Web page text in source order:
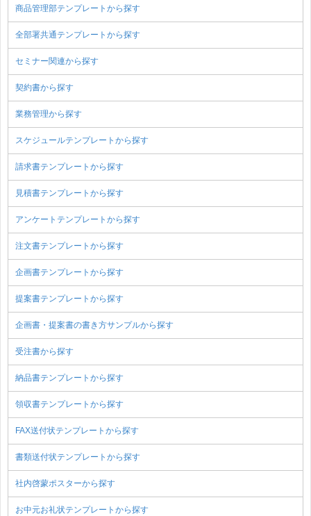
商品管理部テンプレートから探す
全部署共通テンプレートから探す
セミナー関連から探す
契約書から探す
業務管理から探す
スケジュールテンプレートから探す
請求書テンプレートから探す
見積書テンプレートから探す
アンケートテンプレートから探す
注文書テンプレートから探す
企画書テンプレートから探す
提案書テンプレートから探す
企画書・提案書の書き方サンプルから探す
受注書から探す
納品書テンプレートから探す
領収書テンプレートから探す
FAX送付状テンプレートから探す
書類送付状テンプレートから探す
社内啓蒙ポスターから探す
お中元お礼状テンプレートから探す